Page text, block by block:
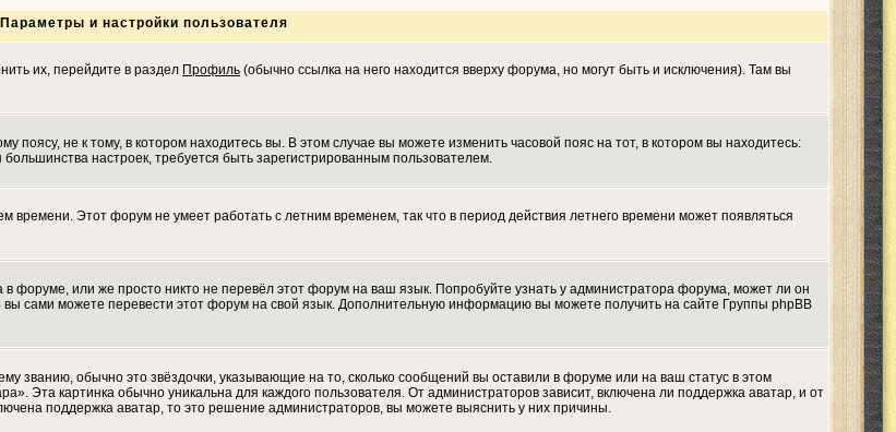
Параметры и настройки пользователя
их, перейдите в раздел Профиль (обычно ссылка на него находится вверху форума, но могут быть и исключения). Там вы
не к тому, в котором находитесь вы. В этом случае вы можете изменить часовой пояс на тот, в котором вы находитесь:
настроек, требуется быть зарегистрированным пользователем.
времени. Этот форум не умеет работать с летним временем, так что в период действия летнего времени может появляться
в форуме, или же просто никто не перевёл этот форум на ваш язык. Попробуйте узнать у администратора форума, может ли он
сами можете перевести этот форум на свой язык. Дополнительную информацию вы можете получить на сайте Группы phpBB
званию, обычно это звёздочки, указывающие на то, сколько сообщений вы оставили в форуме или на ваш статус в этом
Эта картинка обычно уникальна для каждого пользователя. От администраторов зависит, включена ли поддержка аватар, и от
поддержка аватар, то это решение администраторов, вы можете выяснить у них причины.